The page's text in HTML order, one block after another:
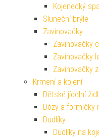
Kojenecký
Sluneční brýle
Zavinovačky
Zavinovačky
Zavinovačky
Zavinovačky
Krmení a kojení
Dětské jídelní
Dózy a formičky
Dudlíky
Dudlíky na